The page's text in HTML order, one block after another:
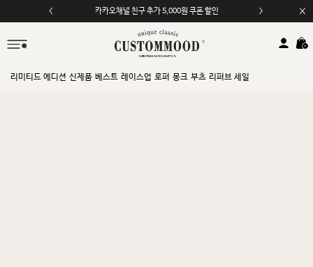
카카오채널 친구 추가 5,000원 쿠폰 할인
모바일 앱 자동 2,000원 할인
리미티드 에디션 신제품 베스트 레이스업 로퍼 몽크 부츠 리퍼브 세일